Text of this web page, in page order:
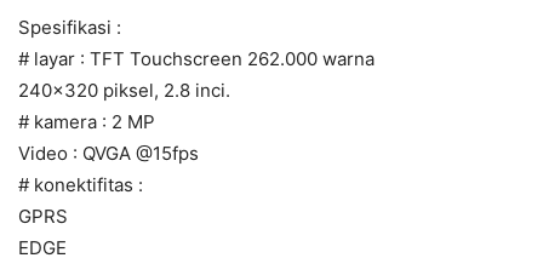
Spesifikasi :
# layar : TFT Touchscreen 262.000 warna
240×320 piksel, 2.8 inci.
# kamera : 2 MP
Video : QVGA @15fps
# konektifitas :
GPRS
EDGE